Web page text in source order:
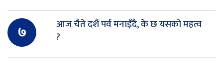
७
आज चैते दशैं पर्व मनाइँदै, के छ यसको महत्व
?